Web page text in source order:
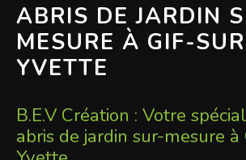
ABRIS DE JARDIN
MESURE À GIF-
YVETTE
B.E.V Création : Votre
abris de jardin sur-mesure à